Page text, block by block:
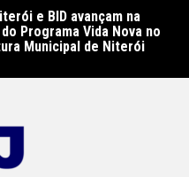
e BID avançam na
Programa Vida Nova no
Municipal de Niterói